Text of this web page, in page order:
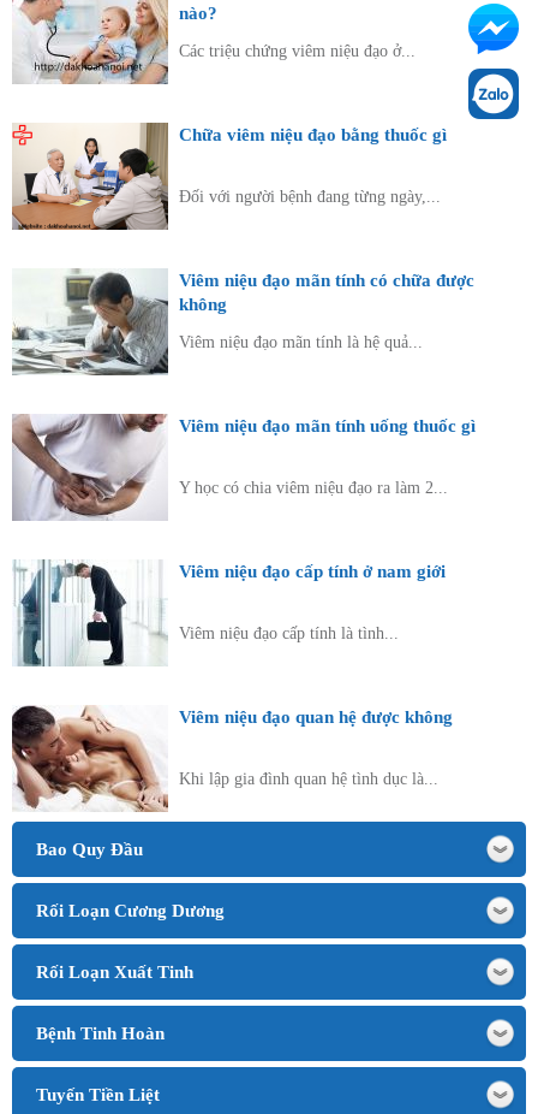
nào?
Các triệu chứng viêm niệu đạo ở...
Chữa viêm niệu đạo bằng thuốc gì
Đối với người bệnh đang từng ngày,...
Viêm niệu đạo mãn tính có chữa được
không
Viêm niệu đạo mãn tính là hệ quả...
Viêm niệu đạo mãn tính uống thuốc gì
Y học có chia viêm niệu đạo ra làm 2...
Viêm niệu đạo cấp tính ở nam giới
Viêm niệu đạo cấp tính là tình...
Viêm niệu đạo quan hệ được không
Khi lập gia đình quan hệ tình dục là...
Bao Quy Đầu
Rối Loạn Cương Dương
Rối Loạn Xuất Tinh
Bệnh Tinh Hoàn
Tuyến Tiền Liệt